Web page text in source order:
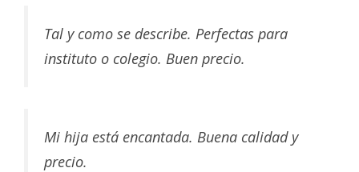
Tal y como se describe. Perfectas para
instituto o colegio. Buen precio.
Mi hija está encantada. Buena calidad y
precio.